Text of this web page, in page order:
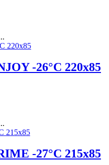
-26°С 220х85
-27°С 215х85